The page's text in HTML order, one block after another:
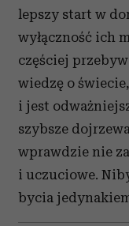
lepszy start w
wyłączność ich
częściej
wiedzę o
i jest
szybsze
wprawdzie nie
i uczuciowe.
bycia